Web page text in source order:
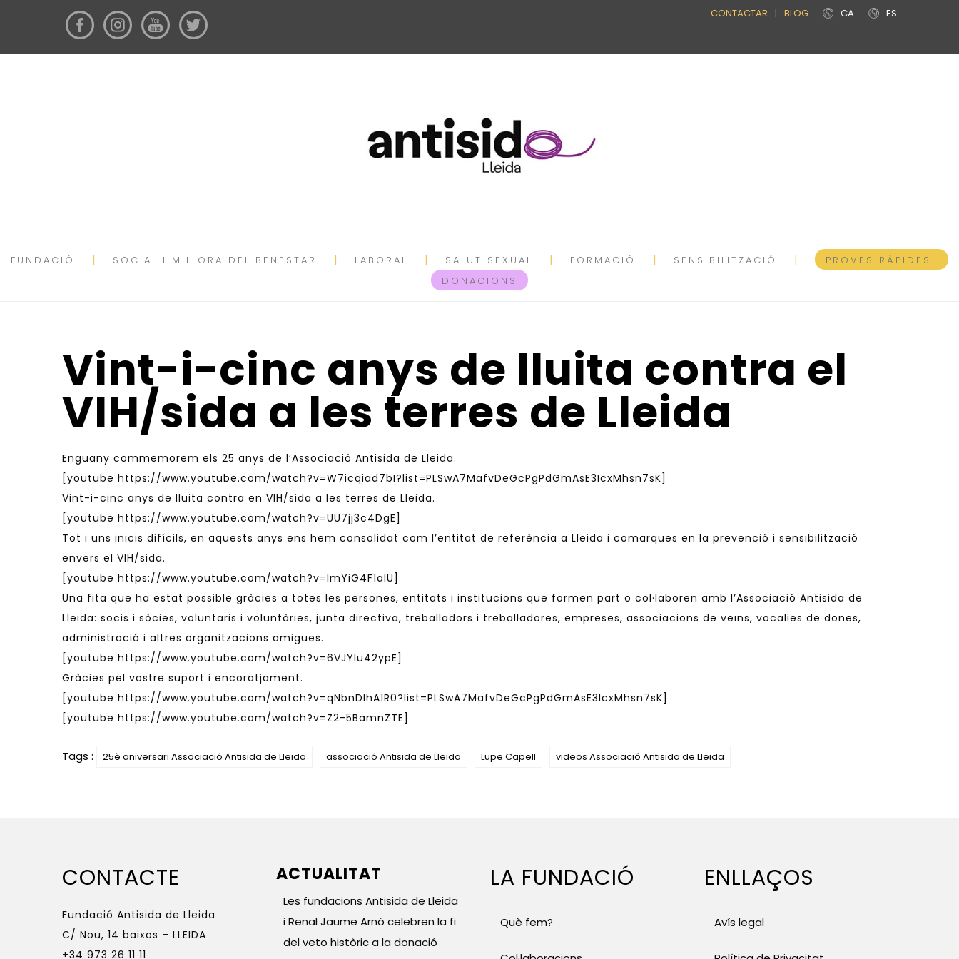
ES
CA
BLOG
|
CONTACTAR
FUNDACIÓ SOCIAL I MILLORA DEL BENESTAR LABORAL SALUT SEXUAL FORMACIÓ SENSIBILITZACIÓ
PROVES RÀPIDES
DONACIONS
Vint-i-cinc anys de lluita contra el
VIH/sida a les terres de Lleida
Enguany commemorem els 25 anys de l’Associació Antisida de Lleida.
[youtube https://www.youtube.com/watch?v=W7icqiad7bI?list=PLSwA7MafvDeGcPgPdGmAsE3IcxMhsn7sK]
Vint-i-cinc anys de lluita contra en VIH/sida a les terres de Lleida.
[youtube https://www.youtube.com/watch?v=UU7jj3c4DgE]
Tot i uns inicis difícils, en aquests anys ens hem consolidat com l’entitat de referència a Lleida i comarques en la prevenció i sensibilització
envers el VIH/sida.
[youtube https://www.youtube.com/watch?v=lmYiG4F1alU]
Una fita que ha estat possible gràcies a totes les persones, entitats i institucions que formen part o col·laboren amb l’Associació Antisida de
Lleida: socis i sòcies, voluntaris i voluntàries, junta directiva, treballadors i treballadores, empreses, associacions de veïns, vocalies de dones,
administració i altres organitzacions amigues.
[youtube https://www.youtube.com/watch?v=6VJYlu42ypE]
Gràcies pel vostre suport i encoratjament.
[youtube https://www.youtube.com/watch?v=qNbnDIhA1R0?list=PLSwA7MafvDeGcPgPdGmAsE3IcxMhsn7sK]
[youtube https://www.youtube.com/watch?v=Z2-5BamnZTE]
Tags : 25è aniversari Associació Antisida de Lleida associació Antisida de Lleida Lupe Capell videos Associació Antisida de Lleida
CONTACTE
Fundació Antisida de Lleida
C/ Nou, 14 baixos – LLEIDA
+34 973 26 11 11
ACTUALITAT
Les fundacions Antisida de Lleida
i Renal Jaume Arnó celebren la fi
del veto històric a la donació
LA FUNDACIÓ
Què fem?
ENLLAÇOS
Avís legal